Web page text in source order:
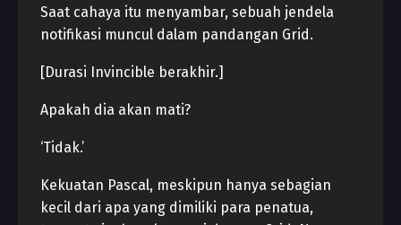
Saat cahaya itu menyambar, sebuah jendela
notifikasi muncul dalam pandangan Grid.
[Durasi Invincible berakhir.]
Apakah dia akan mati?
‘Tidak.’
Kekuatan Pascal, meskipun hanya sebagian
kecil dari apa yang dimiliki para penatua,